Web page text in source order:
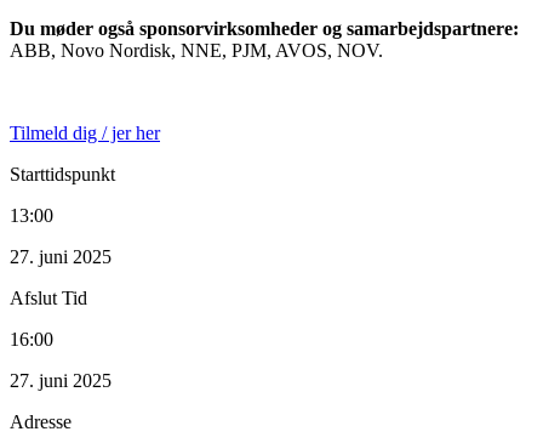
Du møder også sponsorvirksomheder og samarbejdspartnere:
ABB, Novo Nordisk, NNE, PJM, AVOS, NOV.
Tilmeld dig / jer her
Starttidspunkt
13:00
27. juni 2025
Afslut Tid
16:00
27. juni 2025
Adresse